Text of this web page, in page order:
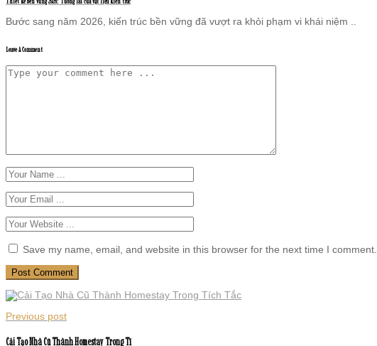
Bước sang năm 2026, kiến trúc bền vững đã vượt ra khỏi phạm vi khái niệm ..
Leave A Comment
Save my name, email, and website in this browser for the next time I comment.
Previous post
Cải Tạo Nhà Cũ Thành Homestay Trong Tí